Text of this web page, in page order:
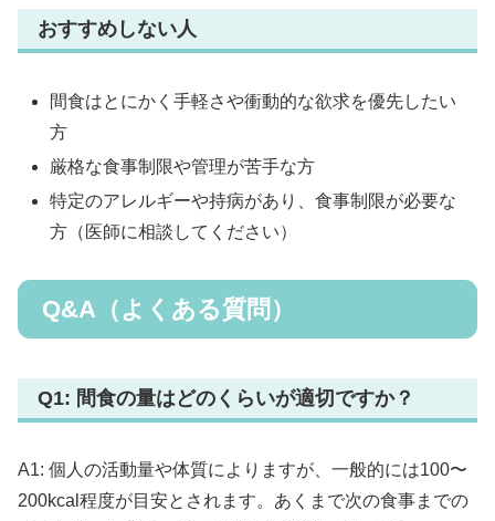
おすすめしない人
間食はとにかく手軽さや衝動的な欲求を優先したい
方
厳格な食事制限や管理が苦手な方
特定のアレルギーや持病があり、食事制限が必要な
方（医師に相談してください）
Q&A（よくある質問）
Q1: 間食の量はどのくらいが適切ですか？
A1: 個人の活動量や体質によりますが、一般的には100〜
200kcal程度が目安とされます。あくまで次の食事までの